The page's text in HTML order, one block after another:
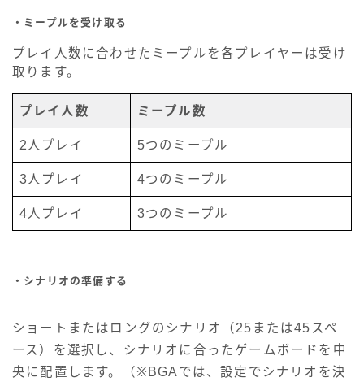
・ミープルを受け取る
プレイ人数に合わせたミープルを各プレイヤーは受け
取ります。
プレイ人数 ミープル数
2人プレイ 5つのミープル
3人プレイ 4つのミープル
4人プレイ 3つのミープル
・シナリオの準備する
ショートまたはロングのシナリオ（25または45スペ
ース）を選択し、シナリオに合ったゲームボードを中
央に配置します。（※BGAでは、設定でシナリオを決